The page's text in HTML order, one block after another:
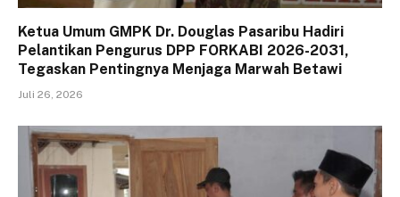
Ketua Umum GMPK Dr. Douglas Pasaribu Hadiri
Pelantikan Pengurus DPP FORKABI 2026-2031,
Tegaskan Pentingnya Menjaga Marwah Betawi
Juli 26, 2026